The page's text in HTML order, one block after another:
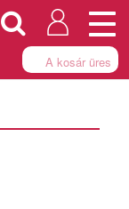
A kosár üres